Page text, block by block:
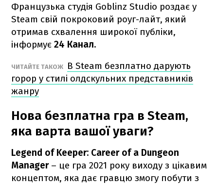
Французька студія Goblinz Studio роздає у
Steam свій покроковий роуг-лайт, який
отримав схвалення широкої публіки,
інформує 24 Канал.
ЧИТАЙТЕ ТАКОЖ
В Steam безплатно дарують
горор у стилі олдскульних представників
жанру
Нова безплатна гра в Steam,
яка варта вашої уваги?
Legend of Keeper: Career of a Dungeon
Manager– це гра 2021 року виходу з цікавим
концептом, яка дає гравцю змогу побути з